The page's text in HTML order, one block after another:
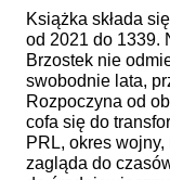
Książka składa
od 2021 do 1339.
Brzostek nie
swobodnie lata,
Rozpoczyna od
cofa się do
PRL, okres
zagląda do